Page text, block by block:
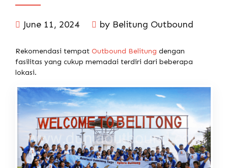
June 11, 2024 by Belitung Outbound
Rekomendasi tempat Outbound Belitung dengan
fasilitas yang cukup memadai terdiri dari beberapa
lokasi.